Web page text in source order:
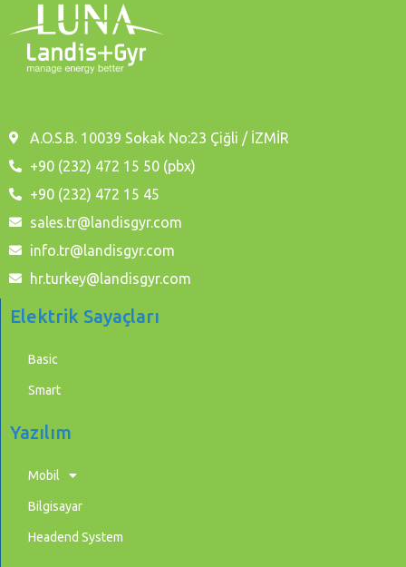
A.O.S.B. 10039 Sokak No:23 Çiğli / İZMİR
+90 (232) 472 15 50 (pbx)
+90 (232) 472 15 45
sales.tr@landisgyr.com
info.tr@landisgyr.com
hr.turkey@landisgyr.com
Elektrik Sayaçları
Basic
Smart
Yazılım
Mobil
Bilgisayar
Headend System